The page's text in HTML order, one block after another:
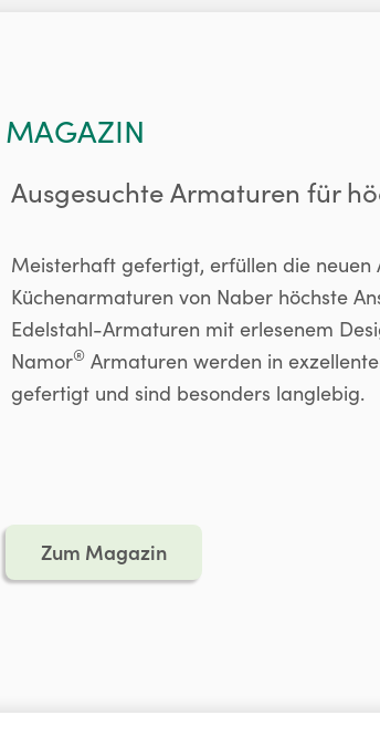
MAGAZIN
Ausgesuchte Armaturen für
Meisterhaft gefertigt, erfüllen die neuen
Küchenarmaturen von Naber höchste
Edelstahl-Armaturen mit erlesenem
Namor® Armaturen werden in
gefertigt und sind besonders langlebig.
Zum Magazin